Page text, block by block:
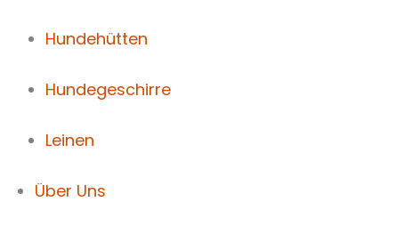
Hundehütten
Hundegeschirre
Leinen
Über Uns